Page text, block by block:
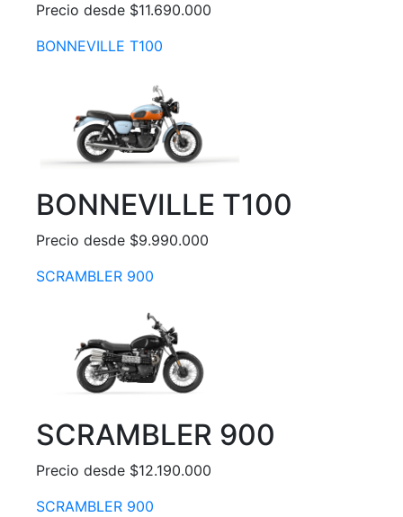
Precio desde $11.690.000
BONNEVILLE T100
BONNEVILLE T100
Precio desde $9.990.000
SCRAMBLER 900
SCRAMBLER 900
Precio desde $12.190.000
SCRAMBLER 900